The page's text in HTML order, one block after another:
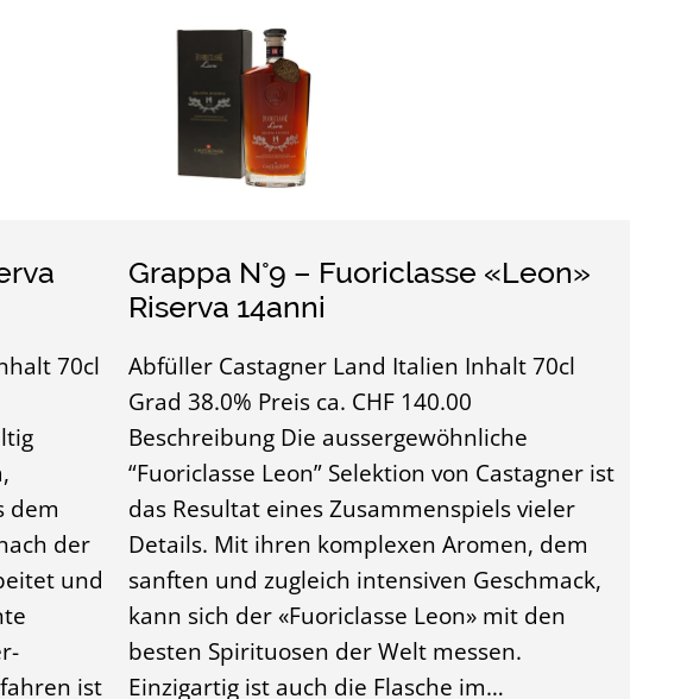
70cl
dem
der
und
ist
Grappa N°9 – Fuoriclasse «Leon»
Riserva 14anni
Abfüller Castagner Land Italien Inhalt 70cl
Grad 38.0% Preis ca. CHF 140.00
Beschreibung Die aussergewöhnliche
“Fuoriclasse Leon” Selektion von Castagner ist
das Resultat eines Zusammenspiels vieler
Details. Mit ihren komplexen Aromen, dem
sanften und zugleich intensiven Geschmack,
kann sich der «Fuoriclasse Leon» mit den
besten Spirituosen der Welt messen.
Einzigartig ist auch die Flasche im…